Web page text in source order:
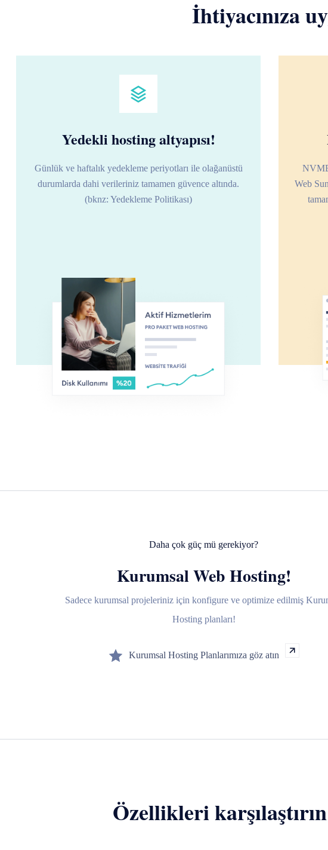
İhtiyacınıza
Yedekli hosting altyapısı!
Günlük ve haftalık yedekleme periyotları ile olağanüstü
durumlarda dahi verileriniz tamamen güvence altında.
(bknz: Yedekleme Politikası)
Web
Daha çok güç mü gerekiyor?
Kurumsal Web Hosting!
Sadece kurumsal projeleriniz için konfigure ve optimize edilmiş
Hosting planları!
Kurumsal Hosting Planlarımıza göz atın
Özellikleri